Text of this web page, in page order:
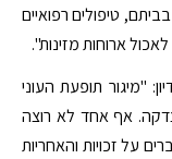
טיפולים רפואיים
"מיגור תופעת העוני
אף אחד לא רוצה
על זכויות והאחריות